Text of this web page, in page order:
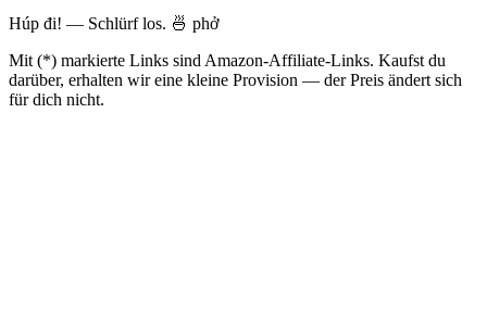
Húp đi! — Schlürf los. 🍜 phở
Mit (*) markierte Links sind Amazon-Affiliate-Links. Kaufst du
darüber, erhalten wir eine kleine Provision — der Preis ändert sich
für dich nicht.